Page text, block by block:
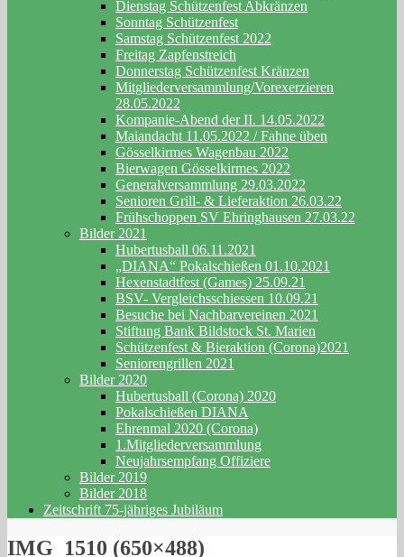
Dienstag Schützenfest Abkränzen
Sonntag Schützenfest
Samstag Schützenfest 2022
Freitag Zapfenstreich
Donnerstag Schützenfest Kränzen
Mitgliederversammlung/Vorexerzieren
28.05.2022
Kompanie-Abend der II. 14.05.2022
Maiandacht 11.05.2022 / Fahne üben
Gösselkirmes Wagenbau 2022
Bierwagen Gösselkirmes 2022
Generalversammlung 29.03.2022
Senioren Grill- & Lieferaktion 26.03.22
Frühschoppen SV Ehringhausen 27.03.22
Bilder 2021
Hubertusball 06.11.2021
„DIANA“ Pokalschießen 01.10.2021
Hexenstadtfest (Games) 25.09.21
BSV- Vergleichsschiessen 10.09.21
Besuche bei Nachbarvereinen 2021
Stiftung Bank Bildstock St. Marien
Schützenfest & Bieraktion (Corona)2021
Seniorengrillen 2021
Bilder 2020
Hubertusball (Corona) 2020
Pokalschießen DIANA
Ehrenmal 2020 (Corona)
1.Mitgliederversammlung
Neujahrsempfang Offiziere
Bilder 2019
Bilder 2018
Zeitschrift 75-jähriges Jubiläum
IMG_1510 (650×488)